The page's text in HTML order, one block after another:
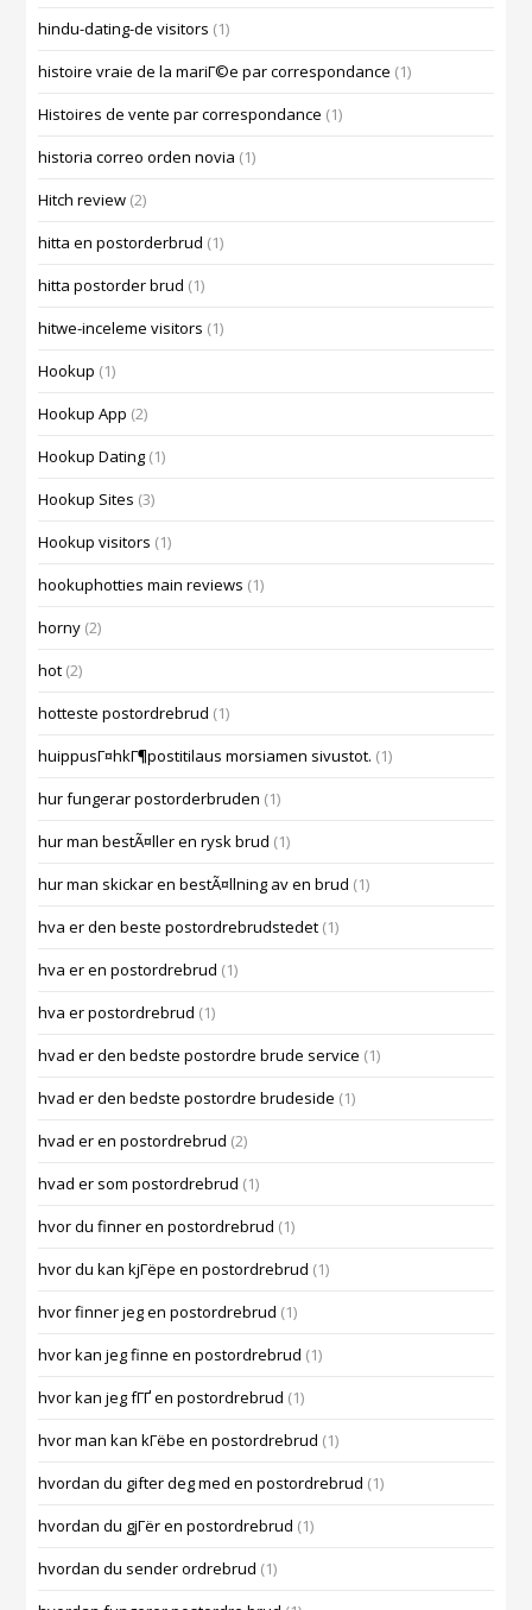
hindu-dating-de visitors (1)
histoire vraie de la mariГ©e par correspondance (1)
Histoires de vente par correspondance (1)
historia correo orden novia (1)
Hitch review (2)
hitta en postorderbrud (1)
hitta postorder brud (1)
hitwe-inceleme visitors (1)
Hookup (1)
Hookup App (2)
Hookup Dating (1)
Hookup Sites (3)
Hookup visitors (1)
hookuphotties main reviews (1)
horny (2)
hot (2)
hotteste postordrebrud (1)
huippusГ¤hkГ¶postitilaus morsiamen sivustot. (1)
hur fungerar postorderbruden (1)
hur man bestÃ¤ller en rysk brud (1)
hur man skickar en bestÃ¤llning av en brud (1)
hva er den beste postordrebrudstedet (1)
hva er en postordrebrud (1)
hva er postordrebrud (1)
hvad er den bedste postordre brude service (1)
hvad er den bedste postordre brudeside (1)
hvad er en postordrebrud (2)
hvad er som postordrebrud (1)
hvor du finner en postordrebrud (1)
hvor du kan kjГёpe en postordrebrud (1)
hvor finner jeg en postordrebrud (1)
hvor kan jeg finne en postordrebrud (1)
hvor kan jeg fГҐ en postordrebrud (1)
hvor man kan kГёbe en postordrebrud (1)
hvordan du gifter deg med en postordrebrud (1)
hvordan du gjГёr en postordrebrud (1)
hvordan du sender ordrebrud (1)